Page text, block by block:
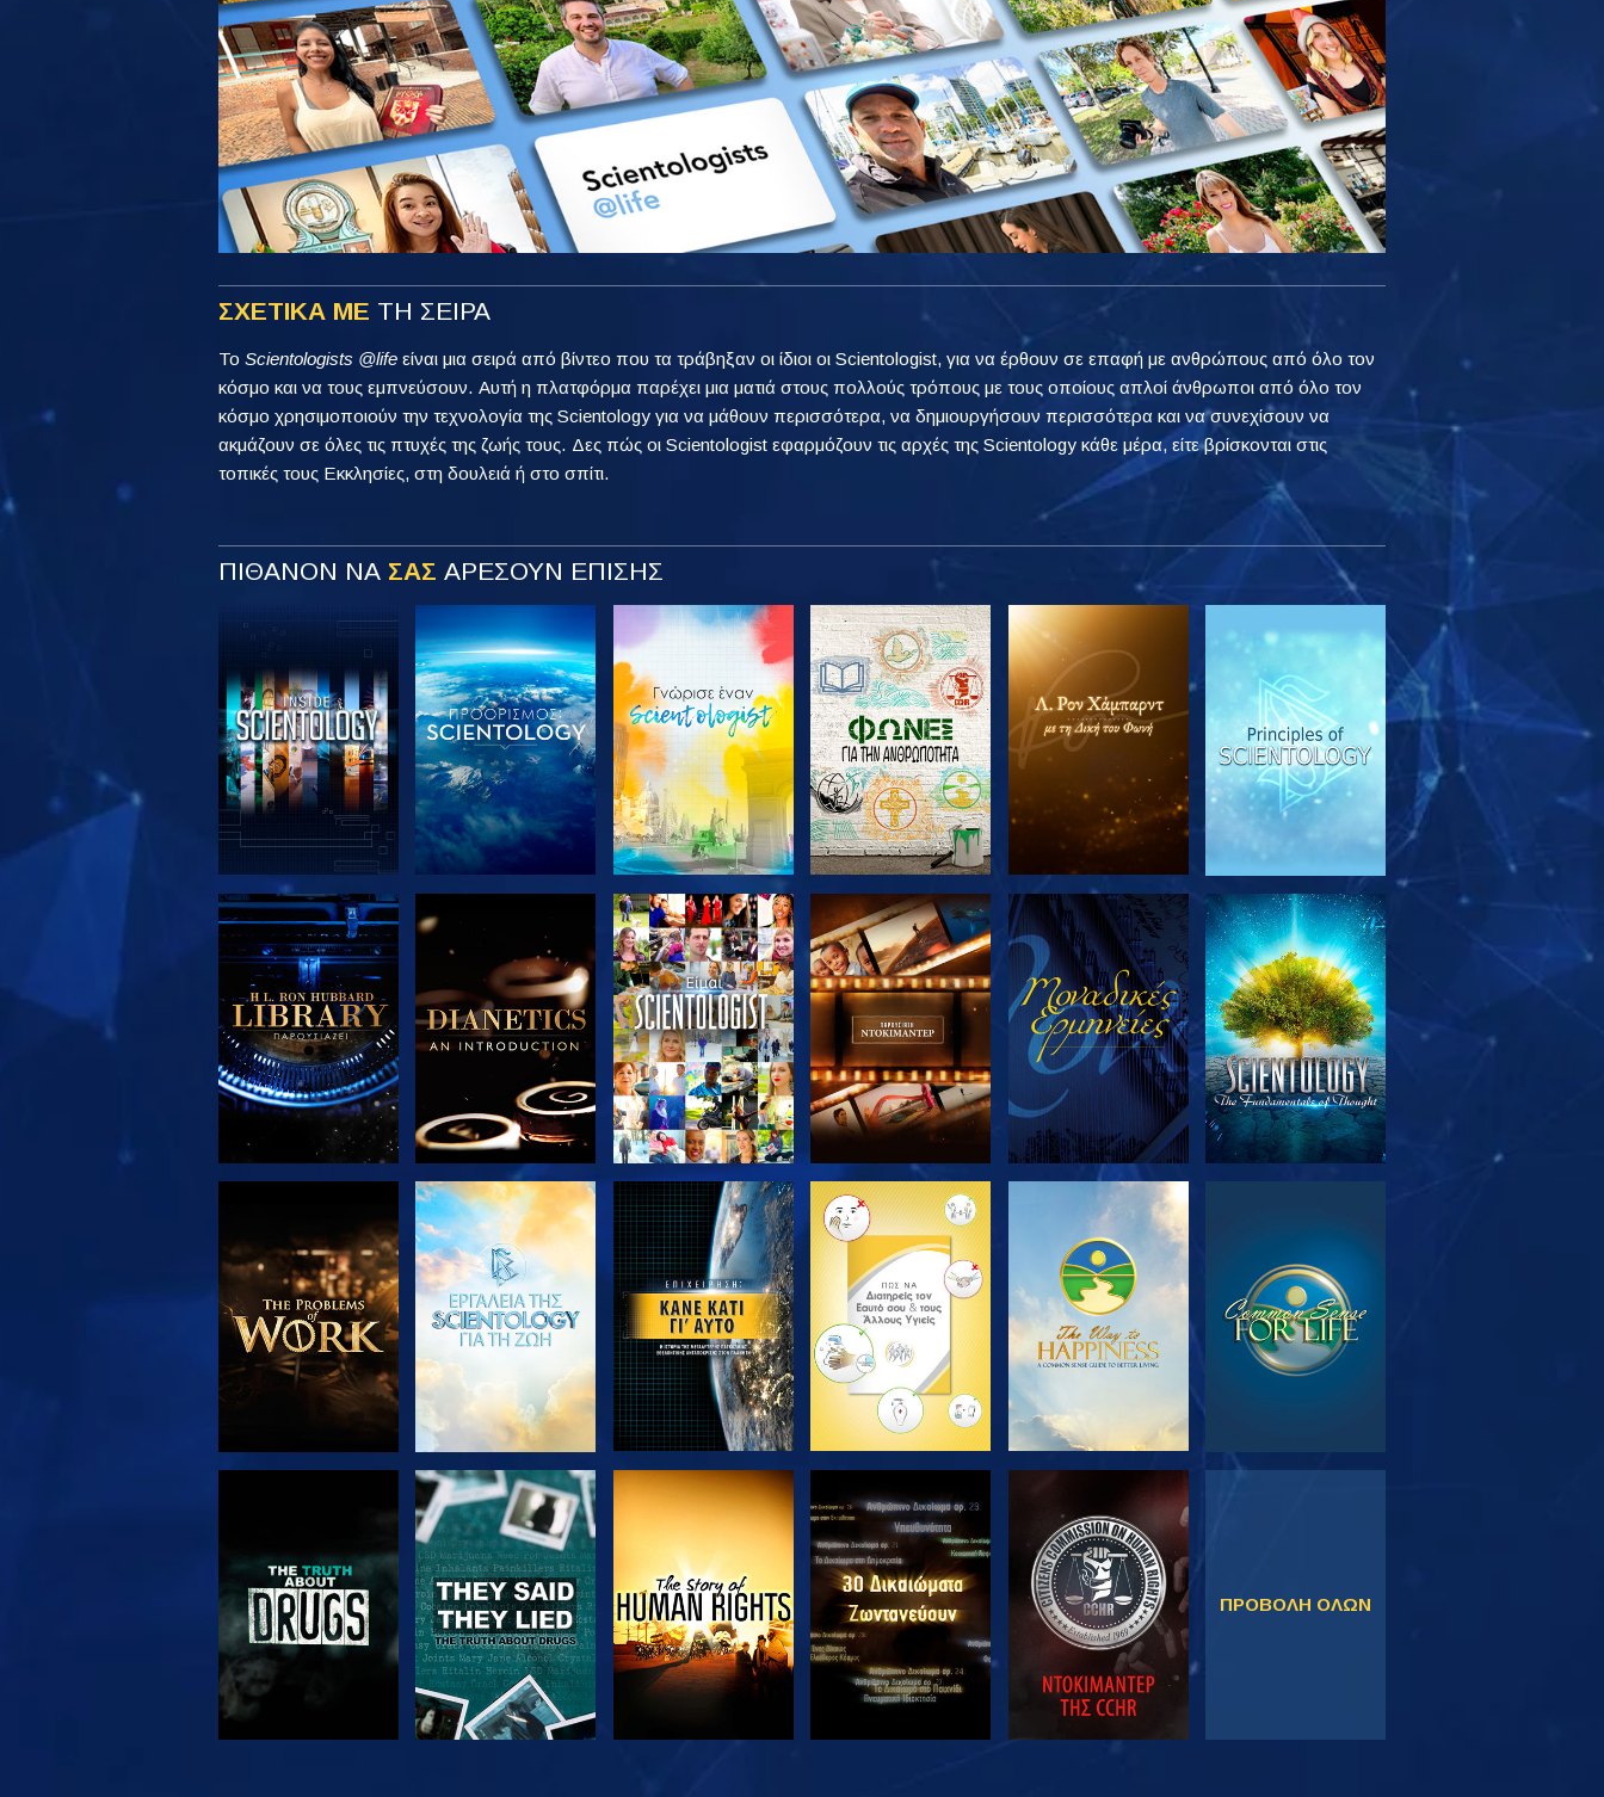
ΣΧΕΤΙΚΑ ΜΕ ΤΗ ΣΕΙΡΑ
Το Scientologists @life είναι μια σειρά από βίντεο που τα τράβηξαν οι ίδιοι οι Scientologist, για να έρθουν σε επαφή με ανθρώπους από όλο τον
κόσμο και να τους εμπνεύσουν. Αυτή η πλατφόρμα παρέχει μια ματιά στους πολλούς τρόπους με τους οποίους απλοί άνθρωποι από όλο τον
κόσμο χρησιμοποιούν την τεχνολογία της Scientology για να μάθουν περισσότερα, να δημιουργήσουν περισσότερα και να συνεχίσουν να
ακμάζουν σε όλες τις πτυχές της ζωής τους. Δες πώς οι Scientologist εφαρμόζουν τις αρχές της Scientology κάθε μέρα, είτε βρίσκονται στις
τοπικές τους Εκκλησίες, στη δουλειά ή στο σπίτι.
ΠΙΘΑΝΟΝ ΝΑ ΣΑΣ ΑΡΕΣΟΥΝ ΕΠΙΣΗΣ
ΕΞΕΡΕΥΝΗΣΤΕ ΤΗ
ΣΕΙΡΑ
ΕΞΕΡΕΥΝΗΣΤΕ ΤΗ
ΣΕΙΡΑ
ΕΞΕΡΕΥΝΗΣΤΕ ΤΗ
ΣΕΙΡΑ
ΕΞΕΡΕΥΝΗΣΤΕ ΤΗ
ΣΕΙΡΑ
ΕΞΕΡΕΥΝΗΣΤΕ ΤΗ
ΣΕΙΡΑ
ΠΑΡΑΚΟΛΟΥΘΗΣΤΕ
ΕΞΕΡΕΥΝΗΣΤΕ ΤΗ
ΣΕΙΡΑ
ΠΑΡΑΚΟΛΟΥΘΗΣΤΕ
ΕΞΕΡΕΥΝΗΣΤΕ ΤΗ
ΣΕΙΡΑ
ΕΞΕΡΕΥΝΗΣΤΕ ΤΗ
ΣΕΙΡΑ
ΕΞΕΡΕΥΝΗΣΤΕ ΤΗ
ΣΕΙΡΑ
ΠΑΡΑΚΟΛΟΥΘΗΣΤΕ ΠΑΡΑΚΟΛΟΥΘΗΣΤΕ ΠΑΡΑΚΟΛΟΥΘΗΣΤΕ ΠΑΡΑΚΟΛΟΥΘΗΣΤΕ
ΠΡΟΒΟΛΗ ΟΛΩΝ